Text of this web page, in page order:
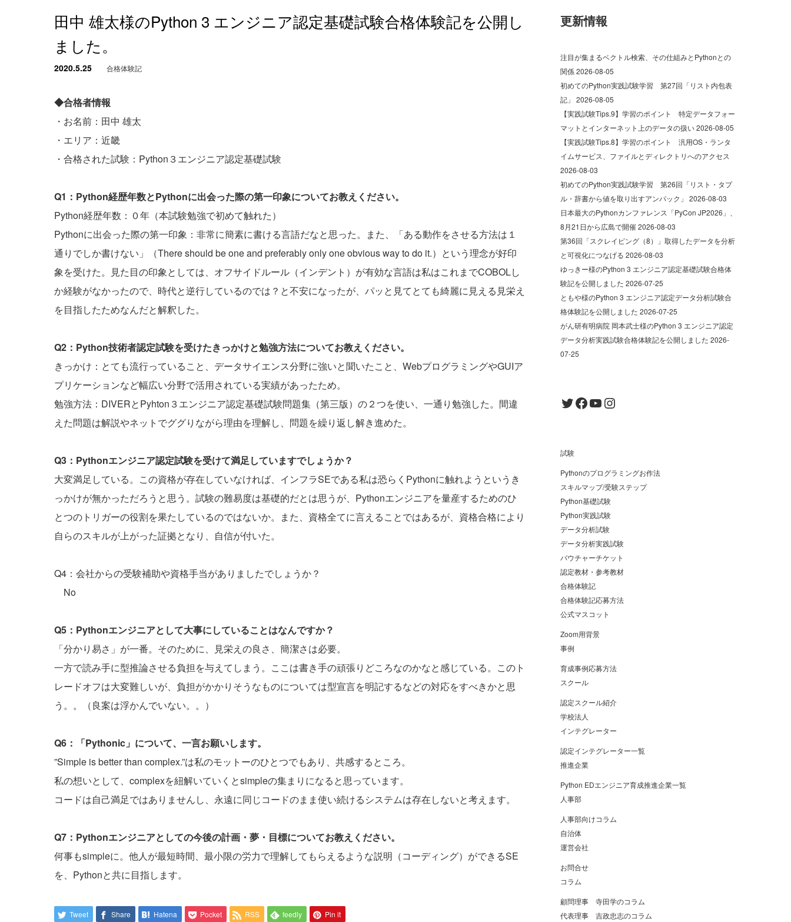
田中 雄太様のPython 3 エンジニア認定基礎試験合格体験記を公開し
ました。
2020.5.25 合格体験記
◆合格者情報
・お名前：田中 雄太
・エリア：近畿
・合格された試験：Python３エンジニア認定基礎試験
Q1：Python経歴年数とPythonに出会った際の第一印象についてお教えください。
Python経歴年数：０年（本試験勉強で初めて触れた）
Pythonに出会った際の第一印象：非常に簡素に書ける言語だなと思った。また、「ある動作をさせる方法は１
通りでしか書けない」（There should be one and preferably only one obvious way to do it.）という理念が好印
象を受けた。見た目の印象としては、オフサイドルール（インデント）が有効な言語は私はこれまでCOBOLし
か経験がなかったので、時代と逆行しているのでは？と不安になったが、パッと見てとても綺麗に見える見栄え
を目指したためなんだと解釈した。
Q2：Python技術者認定試験を受けたきっかけと勉強方法についてお教えください。
きっかけ：とても流行っていること、データサイエンス分野に強いと聞いたこと、WebプログラミングやGUIア
プリケーションなど幅広い分野で活用されている実績があったため。
勉強方法：DIVERとPyhton３エンジニア認定基礎試験問題集（第三版）の２つを使い、一通り勉強した。間違
えた問題は解説やネットでググりながら理由を理解し、問題を繰り返し解き進めた。
Q3：Pythonエンジニア認定試験を受けて満足していますでしょうか？
大変満足している。この資格が存在していなければ、インフラSEである私は恐らくPythonに触れようというき
っかけが無かっただろうと思う。試験の難易度は基礎的だとは思うが、Pythonエンジニアを量産するためのひ
とつのトリガーの役割を果たしているのではないか。また、資格全てに言えることではあるが、資格合格により
自らのスキルが上がった証拠となり、自信が付いた。
Q4：会社からの受験補助や資格手当がありましたでしょうか？
No
Q5：Pythonエンジニアとして大事にしていることはなんですか？
「分かり易さ」が一番。そのために、見栄えの良さ、簡潔さは必要。
一方で読み手に型推論させる負担を与えてしまう。ここは書き手の頑張りどころなのかなと感じている。このト
レードオフは大変難しいが、負担がかかりそうなものについては型宣言を明記するなどの対応をすべきかと思
う。。（良案は浮かんでいない。。）
Q6：「Pythonic」について、一言お願いします。
”Simple is better than complex.”は私のモットーのひとつでもあり、共感するところ。
私の想いとして、complexを紐解いていくとsimpleの集まりになると思っています。
コードは自己満足ではありませんし、永遠に同じコードのまま使い続けるシステムは存在しないと考えます。
Q7：Pythonエンジニアとしての今後の計画・夢・目標についてお教えください。
何事もsimpleに。他人が最短時間、最小限の労力で理解してもらえるような説明（コーディング）ができるSE
を、Pythonと共に目指します。
Tweet Share Hatena Pocket RSS feedly Pin it
更新情報
注目が集まるベクトル検索、その仕組みとPythonとの
関係2026-08-05
初めてのPython実践試験学習 第27回「リスト内包表
記」 2026-08-05
【実践試験Tips.9】学習のポイント 特定データフォー
マットとインターネット上のデータの扱い2026-08-05
【実践試験Tips.8】学習のポイント 汎用OS・ランタ
イムサービス、ファイルとディレクトリへのアクセス
2026-08-03
初めてのPython実践試験学習 第26回「リスト・タプ
ル・辞書から値を取り出すアンパック」 2026-08-03
日本最大のPythonカンファレンス「PyCon JP2026」、
8月21日から広島で開催2026-08-03
第36回「スクレイピング（8）」取得したデータを分析
と可視化につなげる 2026-08-03
ゆっきー様のPython 3 エンジニア認定基礎試験合格体
験記を公開しました 2026-07-25
ともや様のPython 3 エンジニア認定データ分析試験合
格体験記を公開しました 2026-07-25
がん研有明病院 岡本武士様のPython 3 エンジニア認定
データ分析実践試験合格体験記を公開しました 2026-
07-25
Twitter
Facebook
YouTube
Instagram
試験
Pythonのプログラミングお作法
スキルマップ/受験ステップ
Python基礎試験
Python実践試験
データ分析試験
データ分析実践試験
バウチャーチケット
認定教材・参考教材
合格体験記
合格体験記応募方法
公式マスコット
Zoom用背景
事例
育成事例応募方法
スクール
認定スクール紹介
学校法人
インテグレーター
認定インテグレーター一覧
推進企業
Python EDエンジニア育成推進企業一覧
人事部
人事部向けコラム
自治体
運営会社
お問合せ
コラム
顧問理事 寺田学のコラム
代表理事 吉政忠志のコラム